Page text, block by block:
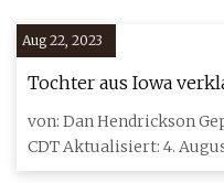
Aug 22, 2023
Tochter aus Iowa
angeblicher
Einbehaltung von
von: Dan Hendrickson
CDT Aktualisiert: 4.
Sena